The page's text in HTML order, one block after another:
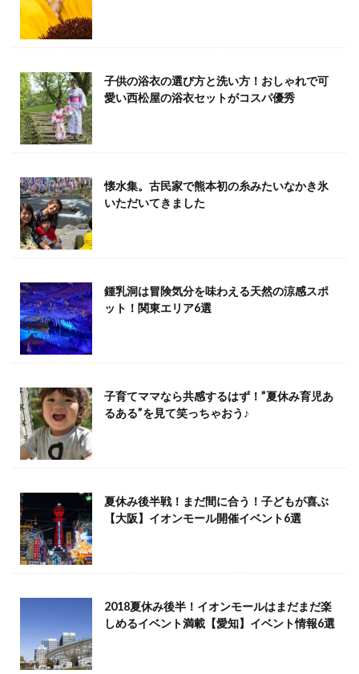
子供の浴衣の選び方と洗い方！おしゃれで可
愛い西松屋の浴衣セットがコスパ優秀
懐水集。古民家で熊本初の糸みたいなかき氷
いただいてきました
鍾乳洞は冒険気分を味わえる天然の涼感スポ
ット！関東エリア6選
子育てママなら共感するはず！”夏休み育児あ
るある”を見て笑っちゃおう♪
夏休み後半戦！まだ間に合う！子どもが喜ぶ
【大阪】イオンモール開催イベント6選
2018夏休み後半！イオンモールはまだまだ楽
しめるイベント満載【愛知】イベント情報6選